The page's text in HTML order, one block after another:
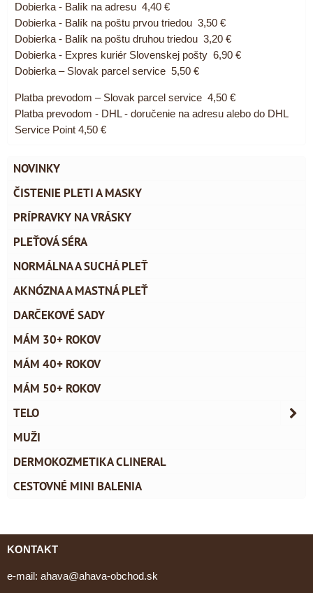
Dobierka - Balík na adresu 4,40 €
Dobierka - Balík na poštu prvou triedou 3,50 €
Dobierka - Balík na poštu druhou triedou 3,20 €
Dobierka - Expres kuriér Slovenskej pošty 6,90 €
Dobierka – Slovak parcel service 5,50 €
Platba prevodom – Slovak parcel service 4,50 €
Platba prevodom - DHL - doručenie na adresu alebo do DHL
Service Point 4,50 €
NOVINKY
ČISTENIE PLETI A MASKY
PRÍPRAVKY NA VRÁSKY
PLEŤOVÁ SÉRA
NORMÁLNA A SUCHÁ PLEŤ
AKNÓZNA A MASTNÁ PLEŤ
DARČEKOVÉ SADY
MÁM 30+ ROKOV
MÁM 40+ ROKOV
MÁM 50+ ROKOV
TELO
MUŽI
DERMOKOZMETIKA CLINERAL
CESTOVNÉ MINI BALENIA
KONTAKT
e-mail: ahava@ahava-obchod.sk